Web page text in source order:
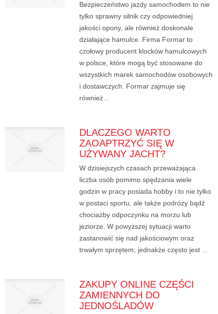
Bezpieczeństwo jazdy samochodem to nie
tylko sprawny silnik czy odpowiedniej
jakości opony, ale również doskonale
działające hamulce. Firma Formar to
czołowy producent klocków hamulcowych
w polsce, które mogą być stosowane do
wszystkich marek samochodów osobowych
i dostawczych. Formar zajmuje się
również...
DLACZEGO WARTO
ZAOAPTRZYĆ SIĘ W
UŻYWANY JACHT?
W dzisiejszych czasach przeważająca
liczba osób pomimo spędzania wiele
godzin w pracy posiada hobby i to nie tylko
w postaci sportu, ale także podróży bądź
chociażby odpoczynku na morzu lub
jeziorze. W powyższej sytuacji warto
zastanowić się nad jakościowym oraz
trwałym sprzętem, jednakże często jest ...
ZAKUPY ONLINE CZĘŚCI
ZAMIENNYCH DO
JEDNOŚLADÓW